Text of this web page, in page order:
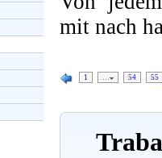
mit nach
1 54 55